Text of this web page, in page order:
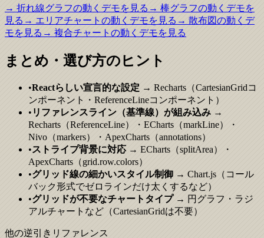
→ 折れ線グラフの動くデモを見る → 棒グラフの動くデモを
見る → エリアチャート の動くデモを見る → 散布図の動くデ
モを見る → 複合チャート の動くデモを見る
まとめ・選び方のヒント
•Reactらしい宣言的な設定 → Recharts（CartesianGridコ
ンポーネント・ReferenceLineコンポーネント）
• リファレンスライン（基準線）が組み込み →
Recharts（ReferenceLine）・ECharts（markLine）・
Nivo（markers）・ApexCharts（annotations）
•ストライプ背景に対応 → ECharts（splitArea）・
ApexCharts（grid.row.colors）
•グリッド線の細かいスタイル制御 → Chart.js（コール
バック形式でゼロラインだけ太くするなど）
•グリッドが不要なチャートタイプ→ 円グラフ・ラジ
アルチャートなど（CartesianGridは不要）
他の逆引きリファレンス